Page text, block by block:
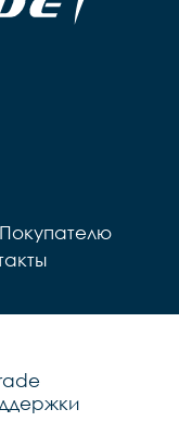
Покупателю